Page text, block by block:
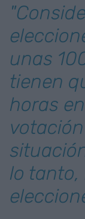
unas
tienen
horas
lo tanto,